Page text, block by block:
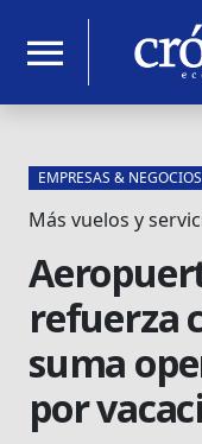
menu
EMPRESAS & NEGOCIOS
Más vuelos y
refuerza
suma
por